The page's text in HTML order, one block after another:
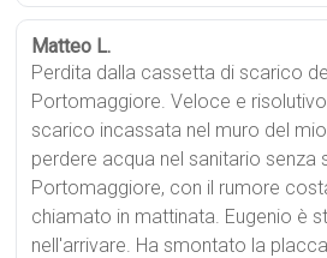
Matteo L.
Perdita dalla cassetta di scarico
Portomaggiore. Veloce e
scarico incassata nel muro del
perdere acqua nel sanitario senza
Portomaggiore, con il rumore
chiamato in mattinata. Eugenio è
nell'arrivare. Ha smontato la